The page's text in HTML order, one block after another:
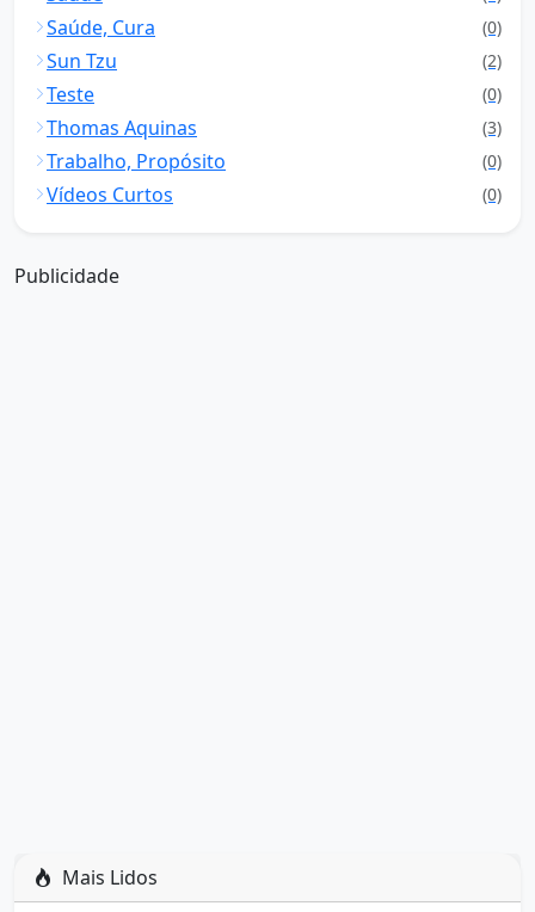
Saúde, Cura (0)
Sun Tzu (2)
Teste (0)
Thomas Aquinas (3)
Trabalho, Propósito (0)
Vídeos Curtos (0)
Publicidade
Mais Lidos